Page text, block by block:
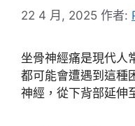
22 4 月, 2025 作者:
坐骨神經痛是現代人
都可能會遭遇到這種
神經，從下背部延伸